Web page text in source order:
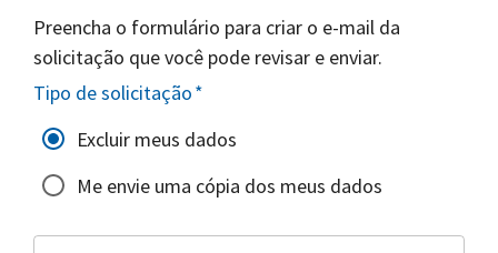
Preencha o formulário para criar o e-mail da
solicitação que você pode revisar e enviar.
Tipo de solicitação*
Excluir meus dados
Me envie uma cópia dos meus dados